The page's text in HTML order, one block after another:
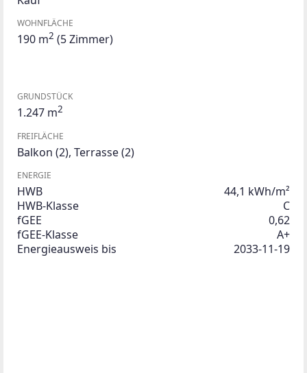
WOHNFLÄCHE
190 m2 (5 Zimmer)
GRUNDSTÜCK
1.247 m2
FREIFLÄCHE
Balkon (2), Terrasse(2)
ENERGIE
HWB
44,1 kWh/m²
HWB-Klasse
C
fGEE
0,62
fGEE-Klasse
A+
Energieausweis bis
2033-11-19